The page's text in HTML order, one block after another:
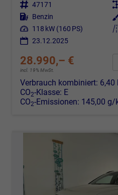
Fahrzeugnr. 47171
Kraftstoff Benzin
Leistung 118 kW (160 PS)
23.12.2025
28.990,– €
incl. 19% MwSt.
Verbrauch kombiniert: 6,40
CO2-Klasse: E
CO2-Emissionen: 145,00 g/